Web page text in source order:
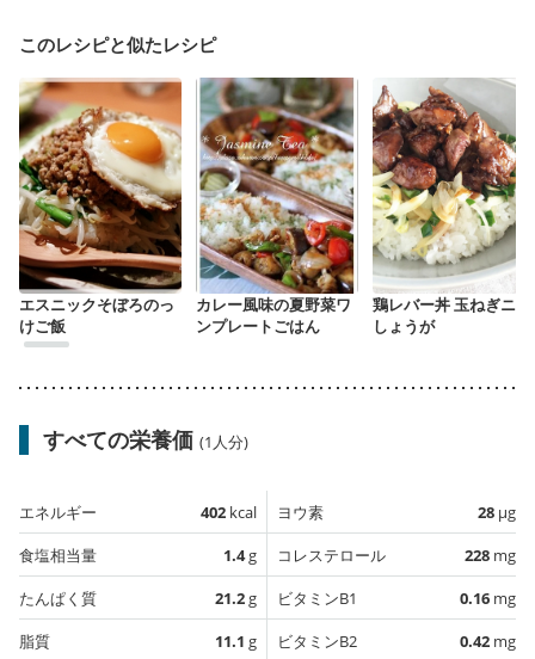
このレシピと似たレシピ
エスニックそぼろのっ
けご飯
カレー風味の夏野菜ワ
ンプレートごはん
鶏レバー丼 玉ねぎニラ
しょうが
すべての栄養価 (1人分)
エネルギー 402 kcal
食塩相当量
1.4g
たんぱく質
21.2g
脂質
11.1 g
ヨウ素 28 µg
コレステロール
228 mg
ビタミンB1
0.16 mg
ビタミンB2
0.42 mg